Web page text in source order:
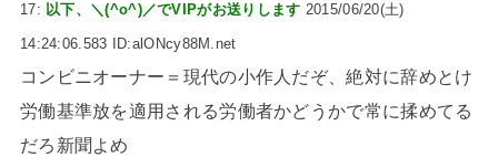
17: 以下、＼(^o^)／でVIPがお送りします 2015/06/20(土)
14:24:06.583 ID:alONcy88M.net
コンビニオーナー＝現代の小作人だぞ、絶対に辞めとけ
労働基準放を適用される労働者かどうかで常に揉めてる
だろ新聞よめ